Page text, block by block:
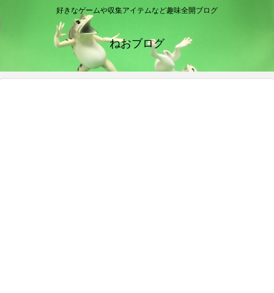
好きなゲームや収集アイテムなど趣味全開ブログ
ねおブログ